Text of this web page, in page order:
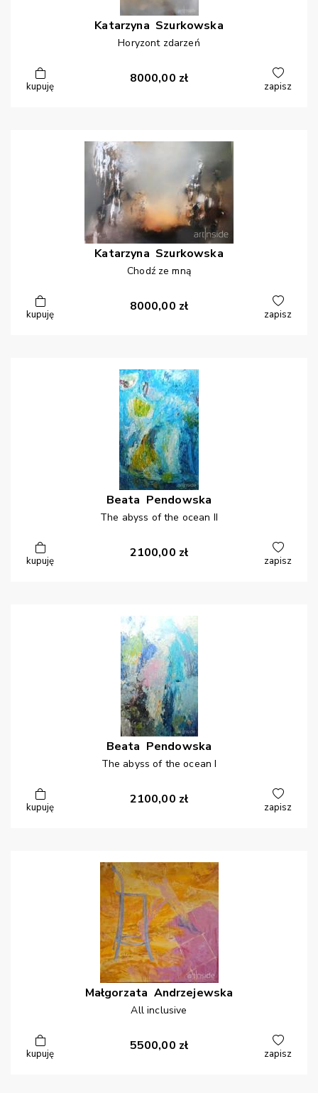
Katarzyna Szurkowska
Horyzont zdarzeń
kupuję
8000,00 zł
zapisz
Katarzyna Szurkowska
Chodź ze mną
kupuję
8000,00 zł
zapisz
Beata Pendowska
The abyss of the ocean II
kupuję
2100,00 zł
zapisz
Beata Pendowska
The abyss of the ocean I
kupuję
2100,00 zł
zapisz
Małgorzata Andrzejewska
All inclusive
kupuję
5500,00 zł
zapisz